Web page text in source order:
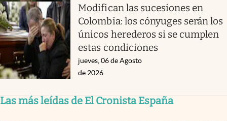
Modifican las sucesiones en
Colombia: los cónyuges serán los
únicos herederos si se cumplen
estas condiciones
jueves, 06 de Agosto
de 2026
Las más leídas de El Cronista España